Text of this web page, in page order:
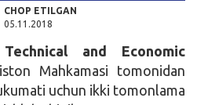
CHOP ETILGAN
05.11.2018
and Economic
Mahkamasi tomonidan
uchun ikki tomonlama